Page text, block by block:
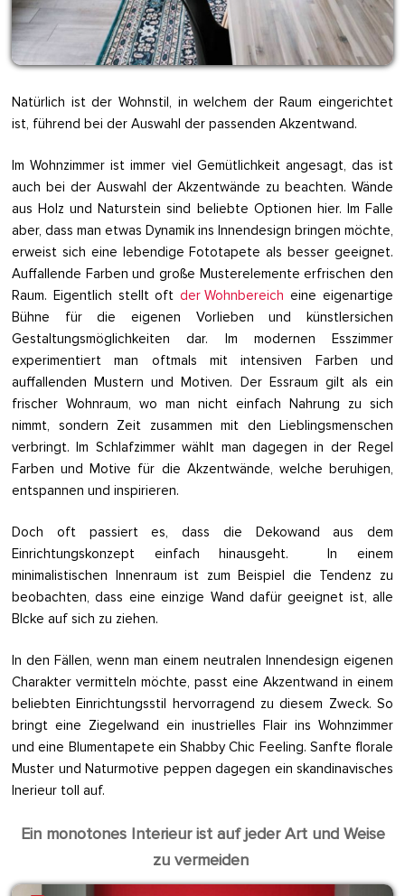
Natürlich ist der Wohnstil, in welchem der Raum eingerichtet
ist, führend bei der Auswahl der passenden Akzentwand.
Im Wohnzimmer ist immer viel Gemütlichkeit angesagt, das ist
auch bei der Auswahl der Akzentwände zu beachten. Wände
aus Holz und Naturstein sind beliebte Optionen hier. Im Falle
aber, dass man etwas Dynamik ins Innendesign bringen möchte,
erweist sich eine lebendige Fototapete als besser geeignet.
Auffallende Farben und große Musterelemente erfrischen den
Raum. Eigentlich stellt oftder Wohnbereich eine eigenartige
Bühne für die eigenen Vorlieben und künstlersichen
Gestaltungsmöglichkeiten dar. Im modernen Esszimmer
experimentiert man oftmals mit intensiven Farben und
auffallenden Mustern und Motiven. Der Essraum gilt als ein
frischer Wohnraum, wo man nicht einfach Nahrung zu sich
nimmt, sondern Zeit zusammen mit den Lieblingsmenschen
verbringt. Im Schlafzimmer wählt man dagegen in der Regel
Farben und Motive für die Akzentwände, welche beruhigen,
entspannen und inspirieren.
Doch oft passiert es, dass die Dekowand aus dem
Einrichtungskonzept einfach hinausgeht. In einem
minimalistischen Innenraum ist zum Beispiel die Tendenz zu
beobachten, dass eine einzige Wand dafür geeignet ist, alle
Blcke auf sich zu ziehen.
In den Fällen, wenn man einem neutralen Innendesign eigenen
Charakter vermitteln möchte, passt eine Akzentwand in einem
beliebten Einrichtungsstil hervorragend zu diesem Zweck. So
bringt eine Ziegelwand ein inustrielles Flair ins Wohnzimmer
und eine Blumentapete ein Shabby Chic Feeling. Sanfte florale
Muster und Naturmotive peppen dagegen ein skandinavisches
Inerieur toll auf.
Ein monotones Interieur ist auf jeder Art und Weise
zu vermeiden